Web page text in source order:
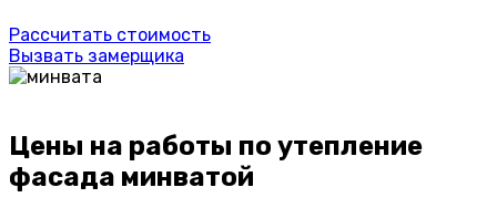
Рассчитать стоимость
Вызвать замерщика
Цены на работы по утепление
фасада минватой